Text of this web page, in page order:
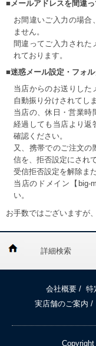
■メールアドレスを間違っ
お間違いご入力の場合
ません。
間違ってご入力された
れております。
■迷惑メール設定・フォル
当店からのお送りした
自動振り分けされてし
当店の、休日・営業時
経過しても当店より返
確認ください。
又、携帯でのご注文の
信を、拒否設定にされ
受信拒否設定を解除ま
当店のドメイン【big-
い。
お手数ではございますが
詳細検索
会社概要 / 特
実店舗のご案内 /